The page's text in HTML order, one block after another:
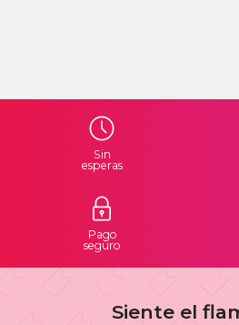
Sin
esperas
Pago
seguro
Siente el